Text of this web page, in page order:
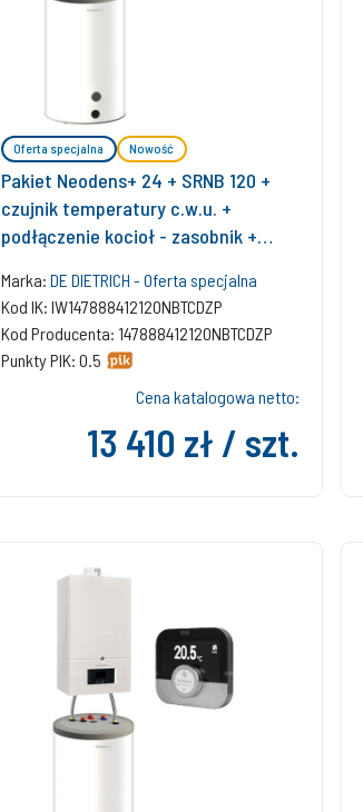
Oferta specjalna Nowość
Pakiet Neodens+ 24 + SRNB 120 +
czujnik temperatury c.w.u. +
podłączenie kocioł - zasobnik +
bazowy w szacht
Marka: DE DIETRICH - Oferta specjalna
Kod IK: IW147888412120NBTCDZP
Kod Producenta: 147888412120NBTCDZP
Punkty PIK: 0.5
Cena katalogowa netto:
13 410 zł / szt.